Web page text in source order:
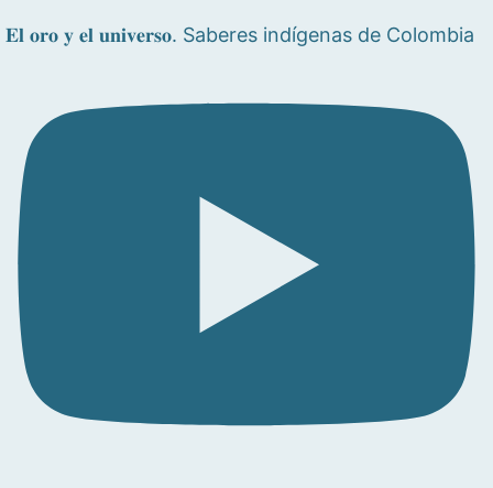
𝐄𝐥 𝐨𝐫𝐨 𝐲 𝐞𝐥 𝐮𝐧𝐢𝐯𝐞𝐫𝐬𝐨. Saberes indígenas de Colombia